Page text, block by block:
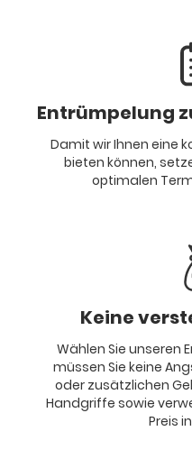
Entrümpelung
Damit wir Ihnen eine
bieten können,
optimalen
Keine
Wählen Sie unseren
müssen Sie keine
oder zusätzlichen
Handgriffe sowie
Preis